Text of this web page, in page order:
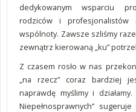
dedykowanym wsparciu
rodziców i
wspólnoty. Zawsze szliśmy
zewnątrz kierowaną „ku”
Z czasem rosło w nas
„na rzecz” coraz bardziej
naprawdę myślimy i
Niepełnosprawnych”